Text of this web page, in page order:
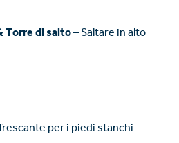
Torre di salto– Saltare in alto
per i piedi stanchi